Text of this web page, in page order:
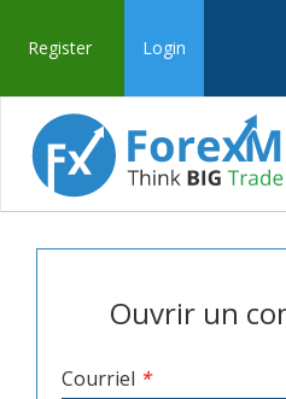
Register Login
Ouvrir un
Courriel *